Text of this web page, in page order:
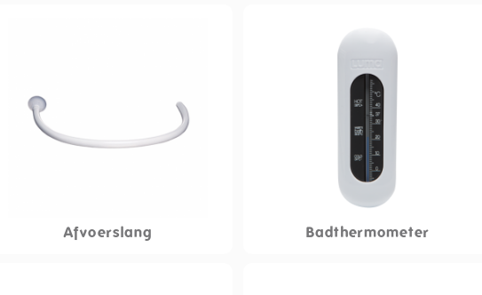
Afvoerslang Badthermometer